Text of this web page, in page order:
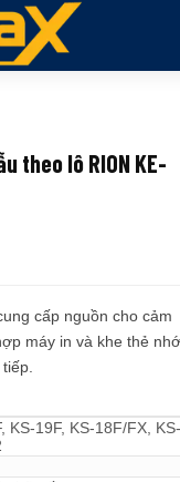
theo lô RION KE-
cấp nguồn cho cảm
máy in và khe thẻ
KS-19F, KS-18F/FX, KS-